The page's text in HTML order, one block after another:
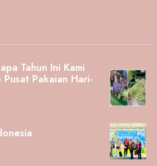
Tahun Ini Kami
Pakaian Hari-